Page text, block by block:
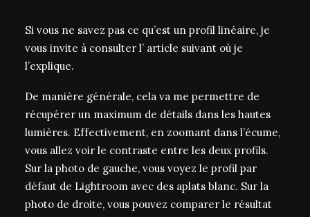
Si vous ne savez pas ce qu’est un profil linéaire, je
vous invite à consulter l’ article suivant où je
l’explique.
De manière générale, cela va me permettre de
récupérer un maximum de détails dans les hautes
lumières. Effectivement, en zoomant dans l’écume,
vous allez voir le contraste entre les deux profils.
Sur la photo de gauche, vous voyez le profil par
défaut de Lightroom avec des aplats blanc. Sur la
photo de droite, vous pouvez comparer le résultat